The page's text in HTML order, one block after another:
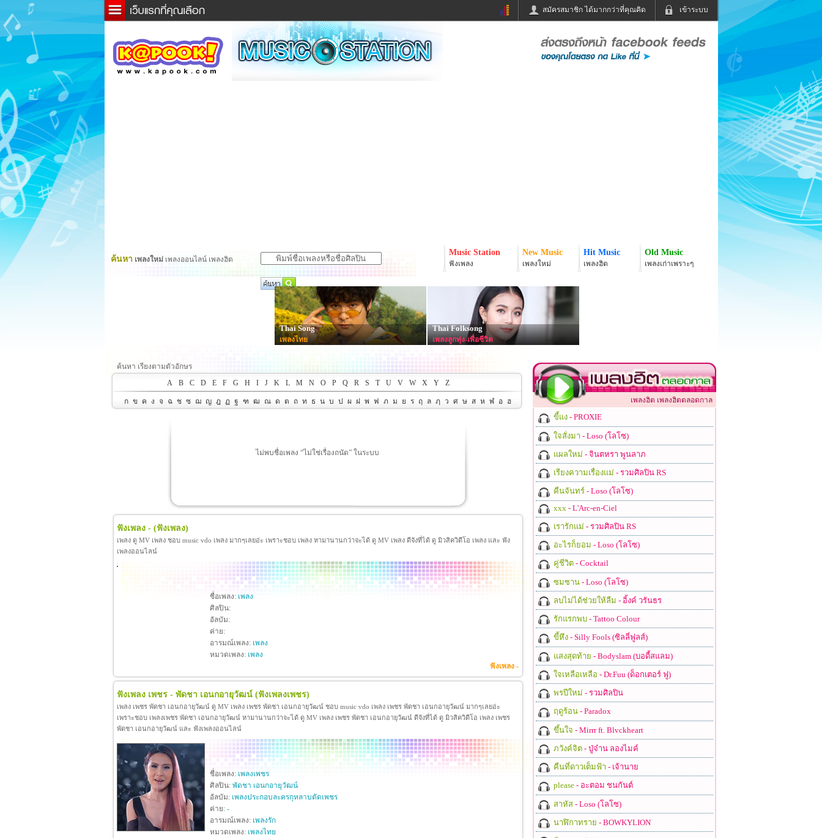
เข้าระบบ
สมัครสมาชิก ได้มากกว่าที่คุณคิด
ข่าวด่วน ข่าวสั้น
ละคร
หนังใหม่
ฟังวิทยุออนไลน์
หมากรุกไทย
Email
ค้นหา เพลงใหม่ เพลงออนไลน์ เพลงฮิต
Music Station
ฟังเพลง
New Music
เพลงใหม่
Hit Music
เพลงฮิต
Old Music
เพลงเก่าเพราะๆ
Thai Song
เพลงไทย
Thai Folksong
เพลงลูกทุ่ง-เพื่อชีวิต
ค้นหา เรียงตามตัวอักษร
A
B C D E F G H I J K L M N O P Q R S T U V W X Y Z
ก ข ค ง จ ฉ ช ซ ฌ ญ ฎ ฏ ฐ ฑ ฒ ณ ด ต ถ ท ธ น บ ป ผ ฝ พ ฟ ภ ม ย ร ฤ ล ฦ ว ศ ษ ส ห ฬ อ ฮ
ไม่พบชื่อเพลง “ไม่ใช่เรื่องถนัด” ในระบบ
ฟังเพลง - (ฟังเพลง)
เพลง ดู MV เพลง ชอบ music vdo เพลง มากๆเลยอ่ะ เพราะชอบ เพลง หามานานกว่าจะได้ ดู MV เพลง ดีจังที่ได้ ดู มิวสิควิดีโอ เพลง และ ฟัง
เพลงออนไลน์
ชื่อเพลง: เพลง
ศิลปิน:
อัลบัม:
ค่าย:
อารมณ์เพลง: เพลง
หมวดเพลง: เพลง
ฟังเพลง -
ฟังเพลง เพชร - พัดชา เอนกอายุวัฒน์ (ฟังเพลงเพชร)
เพลง เพชร พัดชา เอนกอายุวัฒน์ ดู MV เพลง เพชร พัดชา เอนกอายุวัฒน์ ชอบ music vdo เพลง เพชร พัดชา เอนกอายุวัฒน์ มากๆเลยอ่ะ
เพราะชอบ เพลงเพชร พัดชา เอนกอายุวัฒน์ หามานานกว่าจะได้ ดู MV เพลง เพชร พัดชา เอนกอายุวัฒน์ ดีจังที่ได้ ดู มิวสิควิดีโอ เพลง เพชร
พัดชา เอนกอายุวัฒน์ และ ฟังเพลงออนไลน์
ชื่อเพลง: เพลงเพชร
ศิลปิน: พัดชา เอนกอายุวัฒน์
อัลบัม: เพลงประกอบละครกุหลาบตัดเพชร
ค่าย: -
อารมณ์เพลง: เพลงรัก
หมวดเพลง: เพลงไทย
เพลงฮิต เพลงฮิตตลอดกาล
ขี้แง- PROXIE
ใจสั่งมา - Loso (โลโซ)
แผลใหม่ - จินตหรา พูนลาภ
เรียงความเรื่องแม่ - รวมศิลปิน RS
คืนจันทร์- Loso (โลโซ)
xxx - L'Arc-en-Ciel
เรารักแม่ - รวมศิลปิน RS
อะไรก็ยอม - Loso (โลโซ)
คู่ชีวิต- Cocktail
ซมซาน- Loso (โลโซ)
ลบไม่ได้ช่วยให้ลืม - อิ้งค์ วรันธร
รักแรกพบ- Tattoo Colour
ขี้หึง- Silly Fools (ซิลลี่ฟูลส์)
แสงสุดท้าย - Bodyslam (บอดี้สแลม)
ใจเหลือเหลือ - Dr.Fuu (ด็อกเตอร์ ฟู)
พรปีใหม่ - รวมศิลปิน
ฤดูร้อน- Paradox
ขึ้นใจ - Mirrr ft. Blvckheart
ภวังค์จิต- ปู่จ๋าน ลองไมค์
คืนที่ดาวเต็มฟ้า - เจ้านาย
please- อะตอม ชนกันต์
สาหัส- Loso (โลโซ)
นาฬิกาทราย - BOWKYLION